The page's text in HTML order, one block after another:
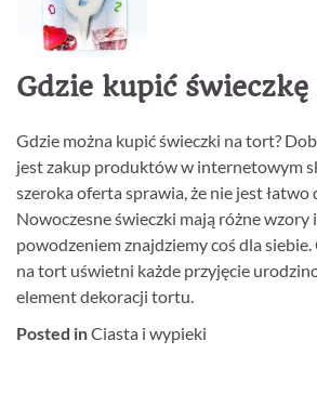
Gdzie kupić
Gdzie można kupić świeczki na tort?
jest zakup produktów w internetowym
szeroka oferta sprawia, że nie jest łatwo
Nowoczesne świeczki mają różne wzory
powodzeniem znajdziemy coś dla
na tort uświetni każde przyjęcie
element dekoracji tortu.
Posted inCiasta i wypieki